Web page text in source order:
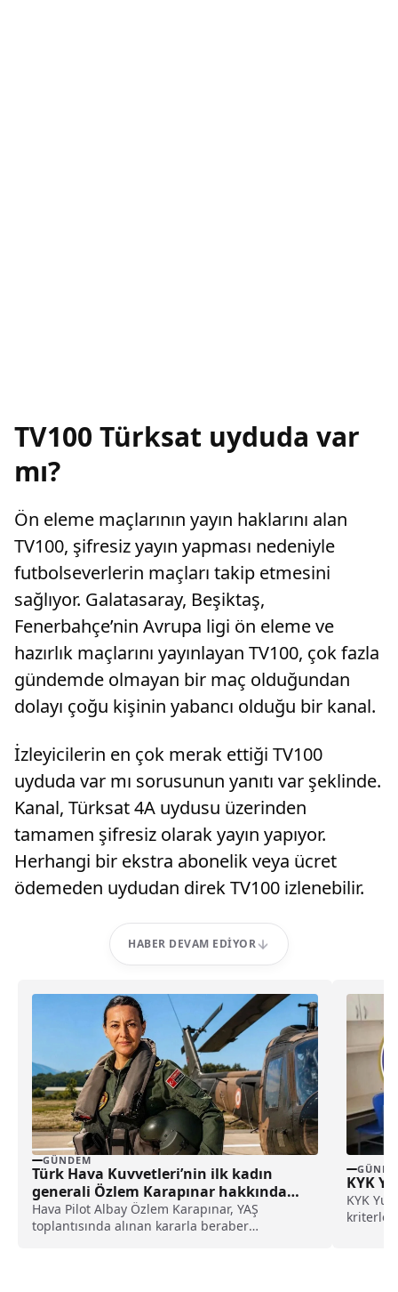
TV100 Türksat uyduda var
mı?
Ön eleme maçlarının yayın haklarını alan
TV100, şifresiz yayın yapması nedeniyle
futbolseverlerin maçları takip etmesini
sağlıyor. Galatasaray, Beşiktaş,
Fenerbahçe’nin Avrupa ligi ön eleme ve
hazırlık maçlarını yayınlayan TV100, çok fazla
gündemde olmayan bir maç olduğundan
dolayı çoğu kişinin yabancı olduğu bir kanal.
İzleyicilerin en çok merak ettiği TV100
uyduda var mı sorusunun yanıtı var şeklinde.
Kanal, Türksat 4A uydusu üzerinden
tamamen şifresiz olarak yayın yapıyor.
Herhangi bir ekstra abonelik veya ücret
ödemeden uydudan direk TV100 izlenebilir.
HABER DEVAM EDIYOR
GÜNDEM
Türk Hava Kuvvetleri’nin ilk kadın
generali Özlem Karapınar hakkında
dikkat çeken detay ortaya çıktı
Hava Pilot Albay Özlem Karapınar, YAŞ
toplantısında alınan kararla beraber
KYK
KYK